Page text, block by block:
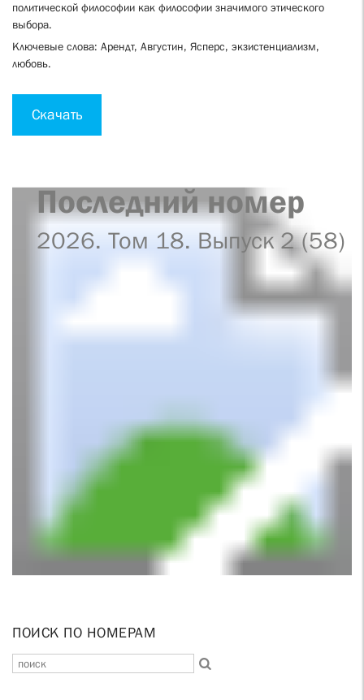
политической философии как философии значимого этического
выбора.
Ключевые слова: Арендт, Августин, Ясперс, экзистенциализм,
любовь.
Скачать
Последний номер
2026. Том 18. Выпуск 2 (58)
ПОИСК ПО НОМЕРАМ